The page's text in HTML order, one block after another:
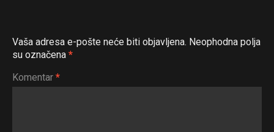
Vaša adresa e-pošte neće biti objavljena. Neophodna polja
su označena *
Komentar *